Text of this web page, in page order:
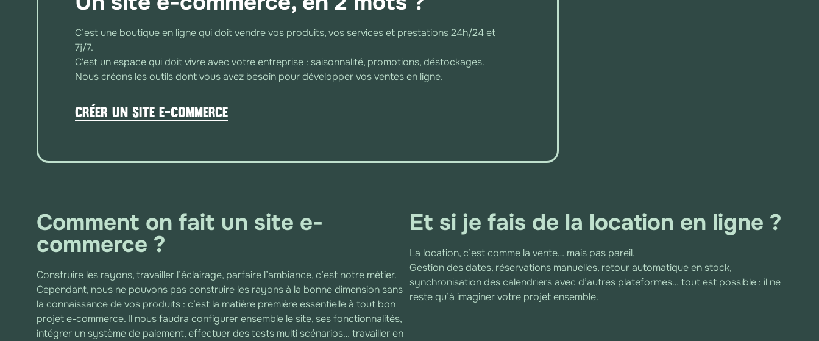
C’est une boutique en ligne qui doit vendre vos produits, vos services et prestations 24h/24 et
7j/7.
C'est un espace qui doit vivre avec votre entreprise : saisonnalité, promotions, déstockages.
Nous créons les outils dont vous avez besoin pour développer vos ventes en ligne.
Créer un site e-commerce
Comment on fait un site e-
commerce ?
Construire les rayons, travailler l’éclairage, parfaire l’ambiance, c’est notre métier.
Cependant, nous ne pouvons pas construire les rayons à la bonne dimension sans
la connaissance de vos produits : c’est la matière première essentielle à tout bon
projet e-commerce. Il nous faudra configurer ensemble le site, ses fonctionnalités,
intégrer un système de paiement, effectuer des tests multi scénarios… travailler en
Et si je fais de la location en ligne ?
La location, c’est comme la vente… mais pas pareil.
Gestion des dates, réservations manuelles, retour automatique en stock,
synchronisation des calendriers avec d’autres plateformes… tout est possible : il ne
reste qu’à imaginer votre projet ensemble.